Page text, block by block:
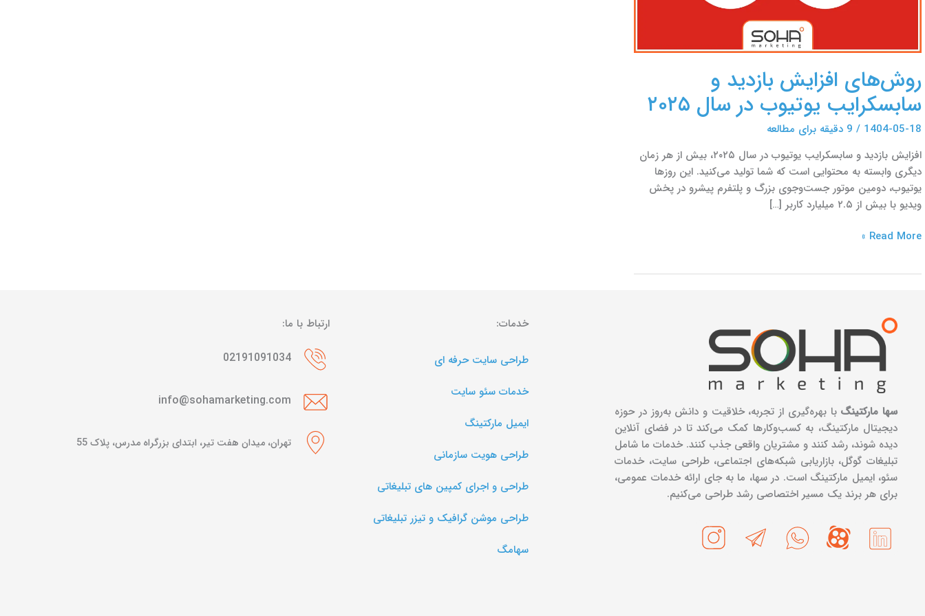
روش‌های افزایش بازدید و
سابسکرایب یوتیوب در سال ۲۰۲۵
1404-05-18
/ 9 دقیقه برای مطالعه
افزایش بازدید و سابسکرایب یوتیوب در سال ۲۰۲۵، بیش از هر زمان
دیگری وابسته به محتوایی است که شما تولید می‌کنید. این روزها
یوتیوب، دومین موتور جست‌وجوی بزرگ و پلتفرم پیشرو در پخش
ویدیو با بیش از ۲.۵ میلیارد کاربر […]
Read More »
سها مارکتینگ با بهره‌گیری از تجربه، خلاقیت و دانش به‌روز در حوزه
دیجیتال مارکتینگ، به کسب‌وکارها کمک می‌کند تا در فضای آنلاین
دیده شوند، رشد کنند و مشتریان واقعی جذب کنند. خدمات ما شامل
تبلیغات گوگل، بازاریابی شبکه‌های اجتماعی، طراحی سایت، خدمات
سئو، ایمیل مارکتینگ است. در سها، ما به جای ارائه خدمات عمومی،
برای هر برند یک مسیر اختصاصی رشد طراحی می‌کنیم.
خدمات:
طراحی سایت حرفه ای
خدمات سئو سایت
ایمیل مارکتینگ
طراحی هویت سازمانی
طراحی و اجرای کمپین های تبلیغاتی
طراحی موشن گرافیک و تیزر تبلیغاتی
سها‌مگ
ارتباط با ما:
02191091034
info@sohamarketing.com
تهران، میدان هفت تیر، ابتدای بزرگراه مدرس، پلاک 55